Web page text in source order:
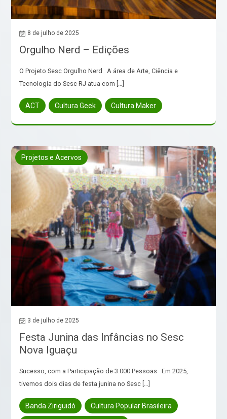
8 de julho de 2025
Orgulho Nerd – Edições
O Projeto Sesc Orgulho Nerd A área de Arte, Ciência e
Tecnologia do Sesc RJ atua com […]
ACT Cultura Geek Cultura Maker
Projetos e Acervos
3 de julho de 2025
Festa Junina das Infâncias no Sesc
Nova Iguaçu
Sucesso, com a Participação de 3.000 Pessoas Em 2025,
tivemos dois dias de festa junina no Sesc […]
Banda Ziriguidó Cultura Popular Brasileira